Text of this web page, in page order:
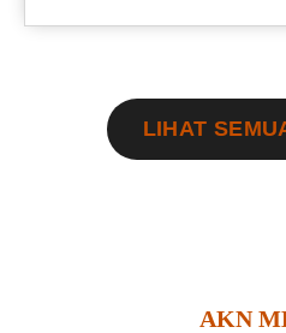
LIHAT
AKN